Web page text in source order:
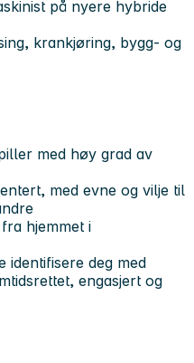
på nyere hybride
krankjøring, bygg- og
med høy grad av
med evne og vilje til
hjemmet i
identifisere deg med
engasjert og